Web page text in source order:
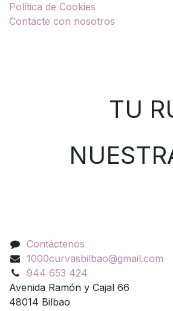
Política de Cookies
Contacte con nosotros
TU
Contáctenos
1000curvasbilbao@gmail.com
944 653 424
Avenida Ramón y Cajal 66
48014 Bilbao